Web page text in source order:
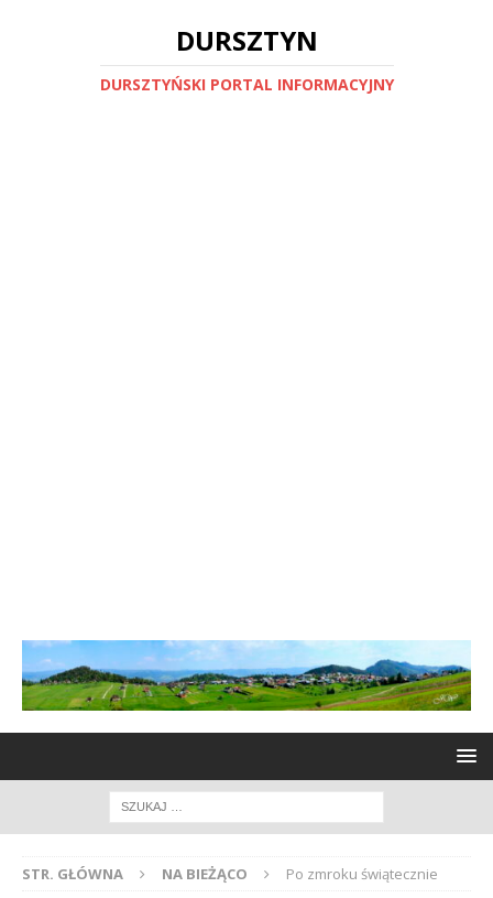
DURSZTYN
DURSZTYŃSKI PORTAL INFORMACYJNY
STR. GŁÓWNA NA BIEŻĄCO Po zmroku świątecznie